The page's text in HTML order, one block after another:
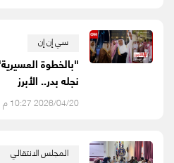
سي إن إن
"بالخطوة
نجله بدر.. الأبرز
2026/04/20 10:27 م
المجلس الانتقالي